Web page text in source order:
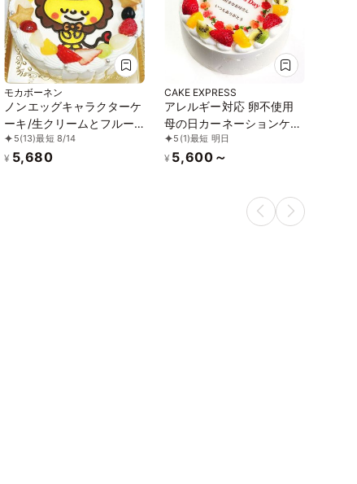
モカボーネン
ノンエッグキャラクターケ
ーキ/生クリームとフルー
ツ《卵不使用》 5号
5(13)最短 8/14
¥ 5,680
CAKE EXPRESS
アレルギー対応 卵不使用
母の日カーネーションケー
キ メッセージプリント フ
レッシュ生クリームのフル
5 (1)最短 明日
¥ 5,600～